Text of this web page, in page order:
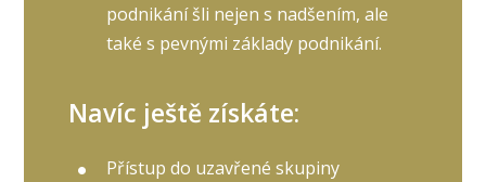
podnikání šli nejen s nadšením, ale
také s pevnými základy podnikání.
Navíc ještě získáte:
Přístup do uzavřené skupiny